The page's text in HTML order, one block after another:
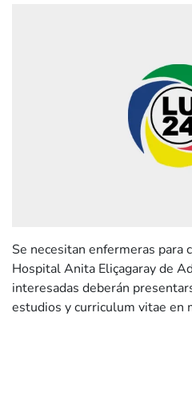
Se necesitan enfermeras para
Hospital Anita Eliçagaray de
interesadas deberán
estudios y curriculum vitae en